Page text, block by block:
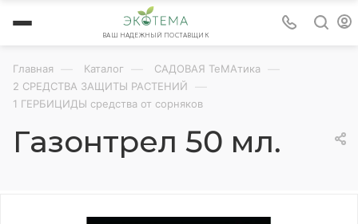
ВАШ НАДЕЖНЫЙ ПОСТАВЩИК
Главная — Каталог — САДОВАЯ ТеМАтика —
2 СРЕДСТВА ЗАЩИТЫ РАСТЕНИЙ —
1 ГЕРБИЦИДЫ средства от сорняков
Газонтрел 50 мл.